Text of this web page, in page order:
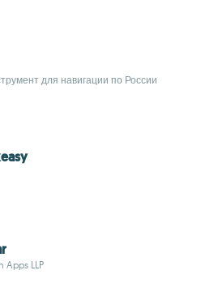
для навигации по России
Apps LLP